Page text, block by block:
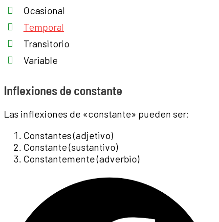
Ocasional
Temporal
Transitorio
Variable
Inflexiones de constante
Las inflexiones de «constante» pueden ser:
Constantes (adjetivo)
Constante (sustantivo)
Constantemente (adverbio)